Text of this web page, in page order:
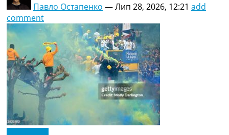
Павло Остапенко —Лип 28, 2026, 12:21 add
comment